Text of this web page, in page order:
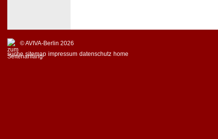
© AVIVA-Berlin 2026
suche sitemap impressum datenschutz home